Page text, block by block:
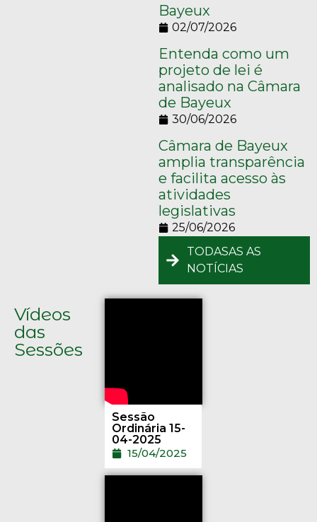
Bayeux
02/07/2026
Entenda como um
projeto de lei é
analisado na Câmara
de Bayeux
30/06/2026
Câmara de Bayeux
amplia transparência
e facilita acesso às
atividades
legislativas
25/06/2026
TODASAS AS
NOTÍCIAS
Vídeos
das
Sessões
Sessão
Ordinária 15-
04-2025
15/04/2025